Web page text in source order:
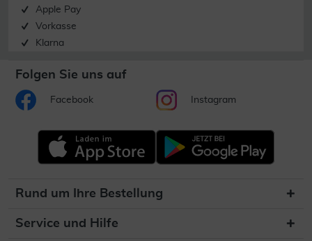
Apple Pay
Vorkasse
Klarna
Folgen Sie uns auf
Facebook Instagram
Rund um Ihre Bestellung
Service und Hilfe